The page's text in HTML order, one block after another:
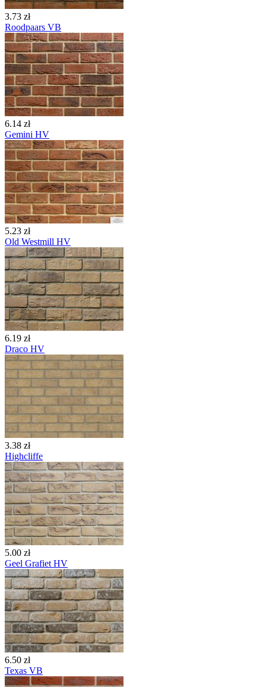
3.73 zł
Roodpaars VB
6.14 zł
Gemini HV
5.23 zł
Old Westmill HV
6.19 zł
Draco HV
3.38 zł
Highcliffe
5.00 zł
Geel Grafiet HV
6.50 zł
Texas VB